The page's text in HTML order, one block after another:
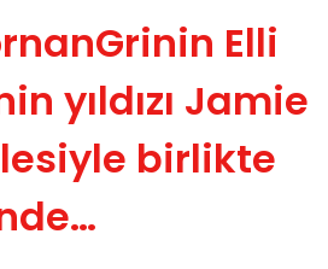
Grinin Elli
yıldızı Jamie
birlikte